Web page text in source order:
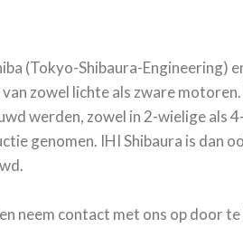
(Tokyo-Shibaura-Engineering)
zowel lichte als zware motoren.
werden, zowel in 2-wielige als
genomen. IHI Shibaura is dan
neem contact met ons op door